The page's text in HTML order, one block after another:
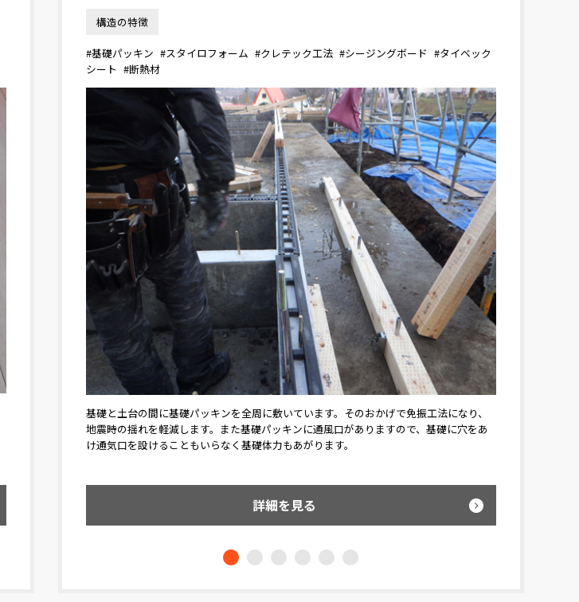
弊社の物件の玄関キーはリモコンキーなのはもちろん、暗証番号で解錠できるものとな
っています。暗証番号の変更は容易ですので防犯にもなりますし、お子様に鍵を持たせ
無くす心配もありません。
室内には誰が来訪したかわかる
ので不在時でも誰が来たかわか
構造の特徴
#基礎パッキン #スタイロフォーム #クレテック工法 #シージングボード #タイベック
シート #断熱材
基礎と土台の間に基礎パッキンを全周に敷いています。そのおかげで免振工法になり、
地震時の揺れを軽減します。また基礎パッキンに通風口がありますので、基礎に穴をあ
け通気口を設けることもいらなく基礎体力もあがります。
詳細を見る